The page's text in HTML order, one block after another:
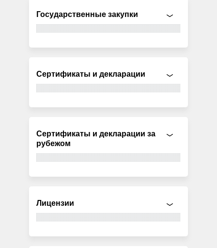
Государственные закупки
Сертификаты и декларации
Сертификаты и декларации за
рубежом
Лицензии